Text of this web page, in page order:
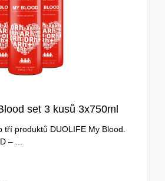
set 3 kusů 3x750ml
tří produktů DUOLIFE My Blood.
– ...